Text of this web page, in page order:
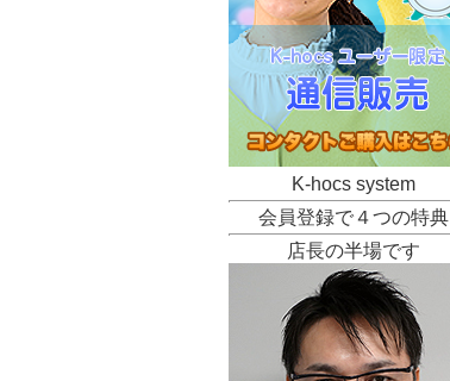
K-hocs system
会員登録で４つの特典
店長の半場です